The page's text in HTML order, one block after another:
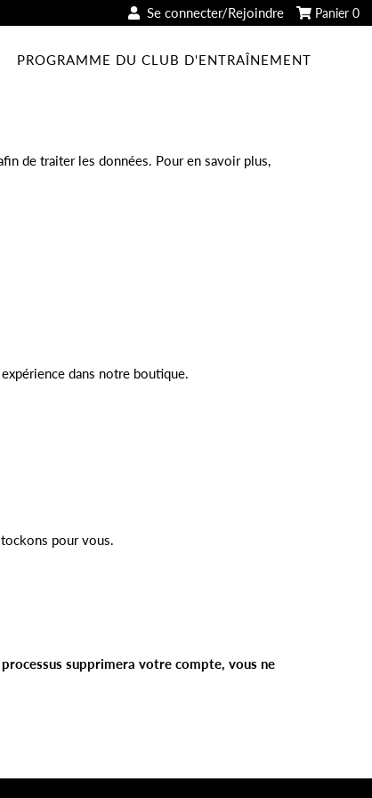
Se connecter/Rejoindre Panier 0
PROGRAMME DU CLUB D'ENTRAÎNEMENT
de traiter les données. Pour en savoir plus,
dans notre boutique.
pour vous.
processus supprimera votre compte, vous ne